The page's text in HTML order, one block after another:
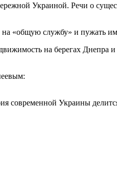
Украиной. Речи о
на «общую службу» и пужать
на берегах Днепра
современной Украины